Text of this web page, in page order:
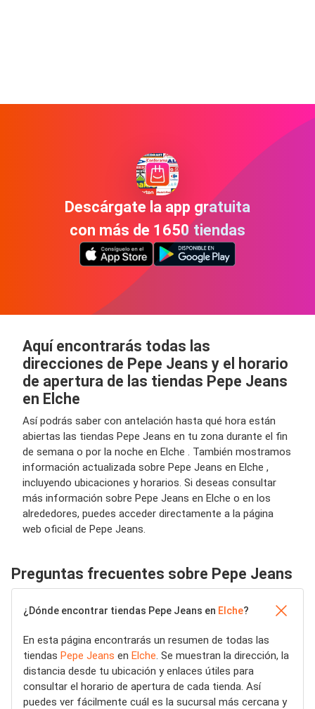
Descárgate la app gratuita
con más de 1650 tiendas
Aquí encontrarás todas las
direcciones de Pepe Jeans y el horario
de apertura de las tiendas Pepe Jeans
en Elche
Así podrás saber con antelación hasta qué hora están
abiertas las tiendas Pepe Jeans en tu zona durante el fin
de semana o por la noche en Elche . También mostramos
información actualizada sobre Pepe Jeans en Elche ,
incluyendo ubicaciones y horarios. Si deseas consultar
más información sobre Pepe Jeans en Elche o en los
alrededores, puedes acceder directamente a la página
web oficial de Pepe Jeans.
Preguntas frecuentes sobre Pepe Jeans
¿Dónde encontrar tiendas Pepe Jeans en Elche?
En esta página encontrarás un resumen de todas las
tiendas Pepe Jeans en Elche. Se muestran la dirección, la
distancia desde tu ubicación y enlaces útiles para
consultar el horario de apertura de cada tienda. Así
puedes ver fácilmente cuál es la sucursal más cercana y